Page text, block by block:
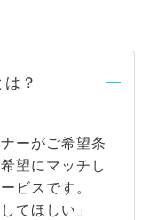
？
ーがご希望条
望にマッチし
ビスです。
てほしい」